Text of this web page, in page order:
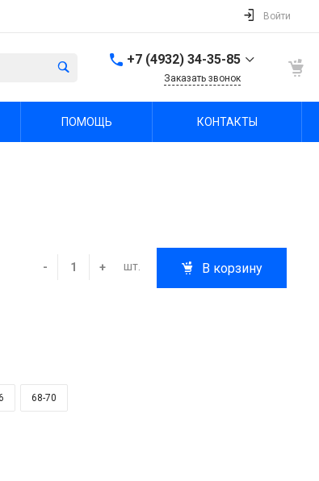
Войти
+7 (4932) 34-35-85
Заказать звонок
ПОМОЩЬ КОНТАКТЫ
- + шт. В корзину
68-70